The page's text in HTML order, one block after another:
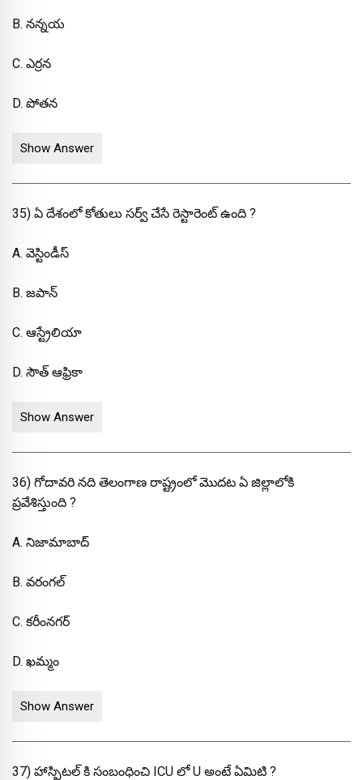
B. నన్నయ
C. ఎర్రన
D. పోతన
Show Answer
35) ఏ దేశంలో కోతులు సర్వ్ చేసే రెస్టారెంట్ ఉంది ?
A. వెస్టిండీస్
B. జపాన్
C. ఆస్ట్రేలియా
D. సౌత్ ఆఫ్రికా
Show Answer
36) గోదావరి నది తెలంగాణ రాష్ట్రంలో మొదట ఏ జిల్లాలోకి
ప్రవేశిస్తుంది ?
A. నిజామాబాద్
B. వరంగల్
C. కరీంనగర్
D. ఖమ్మం
Show Answer
37) హాస్పిటల్ కి సంబంధించి ICU లో U అంటే ఏమిటి ?